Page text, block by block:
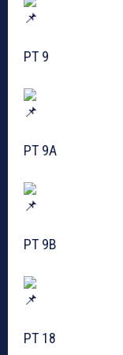
PT 9
PT 9A
PT 9B
PT 18